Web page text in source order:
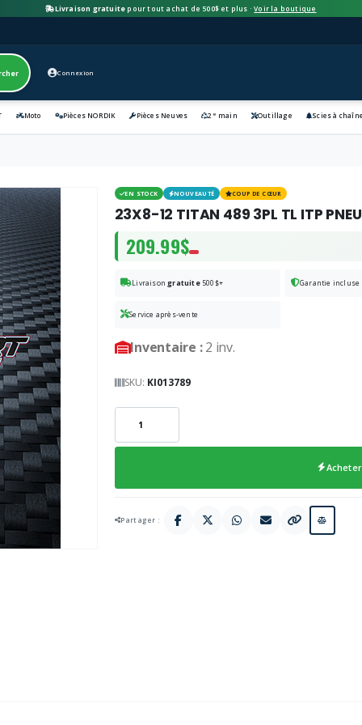
Livraison gratuite pour tout achat de 500$ et plus ·Voir la boutique
Connexion
Moto Pièces NORDIK Pièces Neuves 2 e main Outillage Scies à chaîne
EN STOCK NOUVEAUTÉ COUP DE CŒUR
23X8-12 TITAN 489 3PL TL ITP PNEU
209.99$
Livraisongratuite500$+ Garantie incluse
Service après-vente
Inventaire :2 inv.
SKU: KI013789
Partager :